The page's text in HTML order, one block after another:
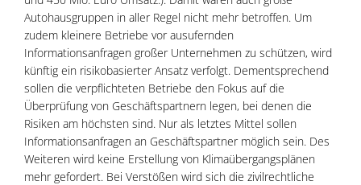
Autohausgruppen in aller Regel nicht mehr betroffen. Um
zudem kleinere Betriebe vor ausufernden
Informationsanfragen großer Unternehmen zu schützen, wird
künftig ein risikobasierter Ansatz verfolgt. Dementsprechend
sollen die verpflichteten Betriebe den Fokus auf die
Überprüfung von Geschäftspartnern legen, bei denen die
Risiken am höchsten sind. Nur als letztes Mittel sollen
Informationsanfragen an Geschäftspartner möglich sein. Des
Weiteren wird keine Erstellung von Klimaübergangsplänen
mehr gefordert. Bei Verstößen wird sich die zivilrechtliche